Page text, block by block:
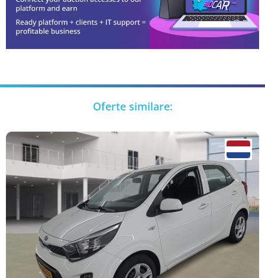
Oferte similare: